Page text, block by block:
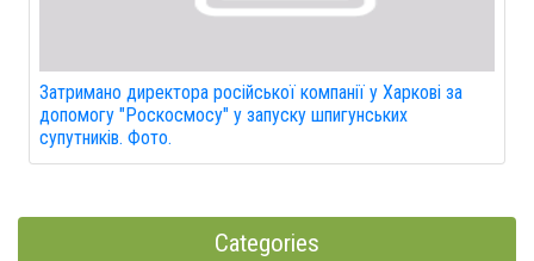
Затримано директора російської компанії у Харкові за
допомогу "Роскосмосу" у запуску шпигунських
супутників. Фото.
Categories